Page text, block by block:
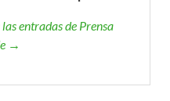
entradas de Prensa
→